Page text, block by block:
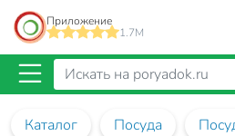
Приложение
1.7M
Каталог Посуда